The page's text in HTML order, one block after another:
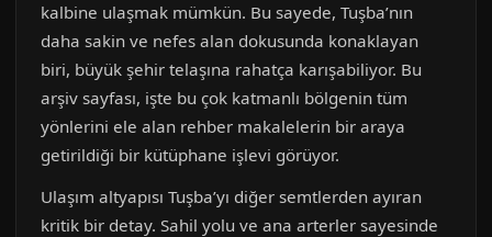
kalbine ulaşmak mümkün. Bu sayede, Tuşba’nın
daha sakin ve nefes alan dokusunda konaklayan
biri, büyük şehir telaşına rahatça karışabiliyor. Bu
arşiv sayfası, işte bu çok katmanlı bölgenin tüm
yönlerini ele alan rehber makalelerin bir araya
getirildiği bir kütüphane işlevi görüyor.
Ulaşım altyapısı Tuşba’yı diğer semtlerden ayıran
kritik bir detay. Sahil yolu ve ana arterler sayesinde